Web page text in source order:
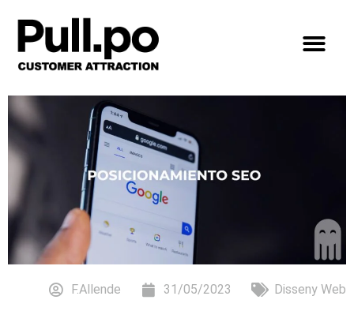
F.Allende 31/05/2023 Disseny Web